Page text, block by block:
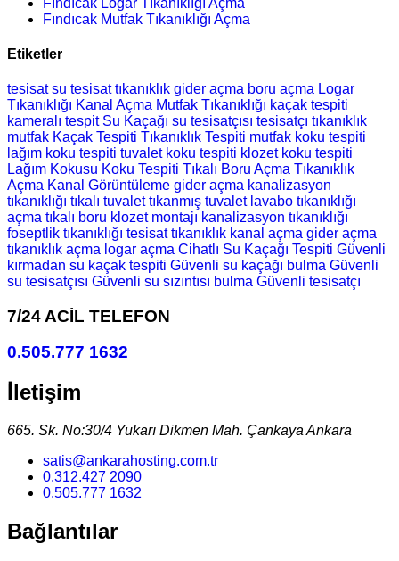
Fındıcak Mutfak Tıkanıklığı Açma
Etiketler
tesisatsu tesisattıkanıklık gider açma boru açma Logar
Tıkanıklığı Kanal Açma Mutfak Tıkanıklığı kaçak tespiti
kameralı tespit Su Kaçağı su tesisatçısı tesisatçı tıkanıklık
mutfak Kaçak Tespiti Tıkanıklık Tespiti mutfak koku tespiti
lağım koku tespiti tuvalet koku tespiti klozet koku tespiti
Lağım Kokusu Koku Tespiti Tıkalı Boru Açma Tıkanıklık
Açma Kanal Görüntüleme gider açma kanalizasyon
tıkanıklığı tıkalı tuvalettıkanmış tuvalet lavabo tıkanıklığı
açma tıkalı boru klozet montajı kanalizasyon tıkanıklığı
foseptlik tıkanıklığı tesisattıkanıklık kanal açma gider açma
tıkanıklık açma logar açma Cihatlı Su Kaçağı Tespiti Güvenli
kırmadan su kaçak tespiti Güvenli su kaçağı bulma Güvenli
su tesisatçısı Güvenli su sızıntısı bulma Güvenli tesisatçı
7/24 ACİL TELEFON
0.505.777 1632
İletişim
665. Sk. No:30/4 Yukarı Dikmen Mah. Çankaya Ankara
satis@ankarahosting.com.tr
0.312.427 2090
0.505.777 1632
Bağlantılar